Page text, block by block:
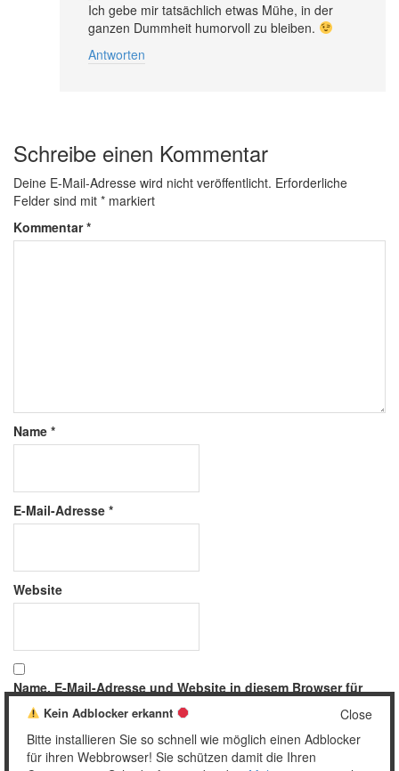
Ich gebe mir tatsächlich etwas Mühe, in der
ganzen Dummheit humorvoll zu bleiben.
Antworten
Schreibe einen Kommentar
Deine E-Mail-Adresse wird nicht veröffentlicht. Erforderliche
Felder sind mit * markiert
Kommentar*
Name *
E-Mail-Adresse *
Website
Name, E-Mail-Adresse und Website in diesem Browser für
meinen nächsten Kommentar speichern.
Close
Kein Adblocker erkannt
Bitte installieren Sie so schnell wie möglich einen Adblocker
für ihren Webbrowser! Sie schützen damit die Ihren